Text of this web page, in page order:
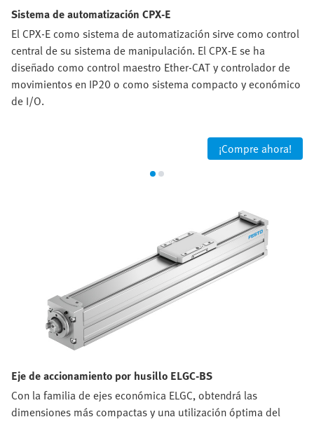
Sistema de automatización CPX-E
El CPX-E como sistema de automatización sirve como control
central de su sistema de manipulación. El CPX-E se ha
diseñado como control maestro Ether-CAT y controlador de
movimientos en IP20 o como sistema compacto y económico
de I/O.
¡Compre ahora!
Eje de accionamiento por husillo ELGC-BS
Con la familia de ejes económica ELGC, obtendrá las
dimensiones más compactas y una utilización óptima del